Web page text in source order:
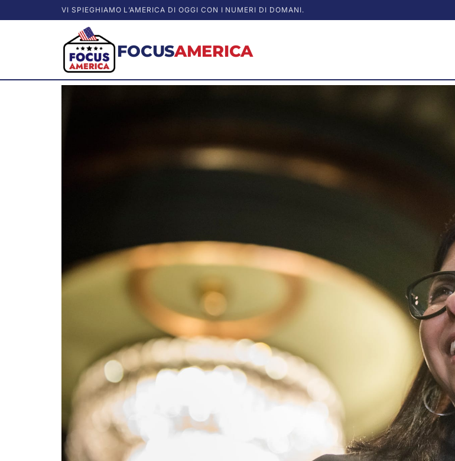
VI SPIEGHIAMO L’AMERICA DI OGGI CON I NUMERI DI DOMANI.
FOCUSAMERICA